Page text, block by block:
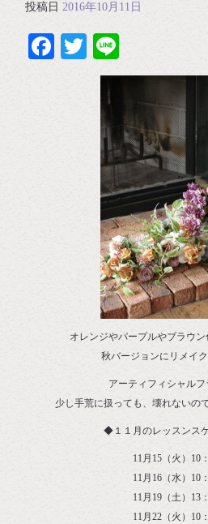
投稿日 2016年10月11日
Facebook
Twitter
オレンジやパープルやブラウン
秋バージョンにリメイ
アーティフィシャルフ
少し手荒に扱っても、壊れないの
◆１１月のレッスンス
11月15（火）10
11月16（水）10
11月19（土）13
11月22（火）10